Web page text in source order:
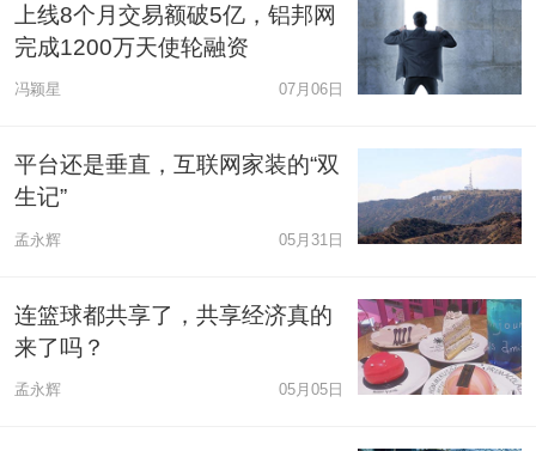
上线8个月交易额破5亿，铝邦网
完成1200万天使轮融资
冯颖星 07月06日
平台还是垂直，互联网家装的“双
生记”
孟永辉 05月31日
连篮球都共享了，共享经济真的
来了吗？
孟永辉 05月05日